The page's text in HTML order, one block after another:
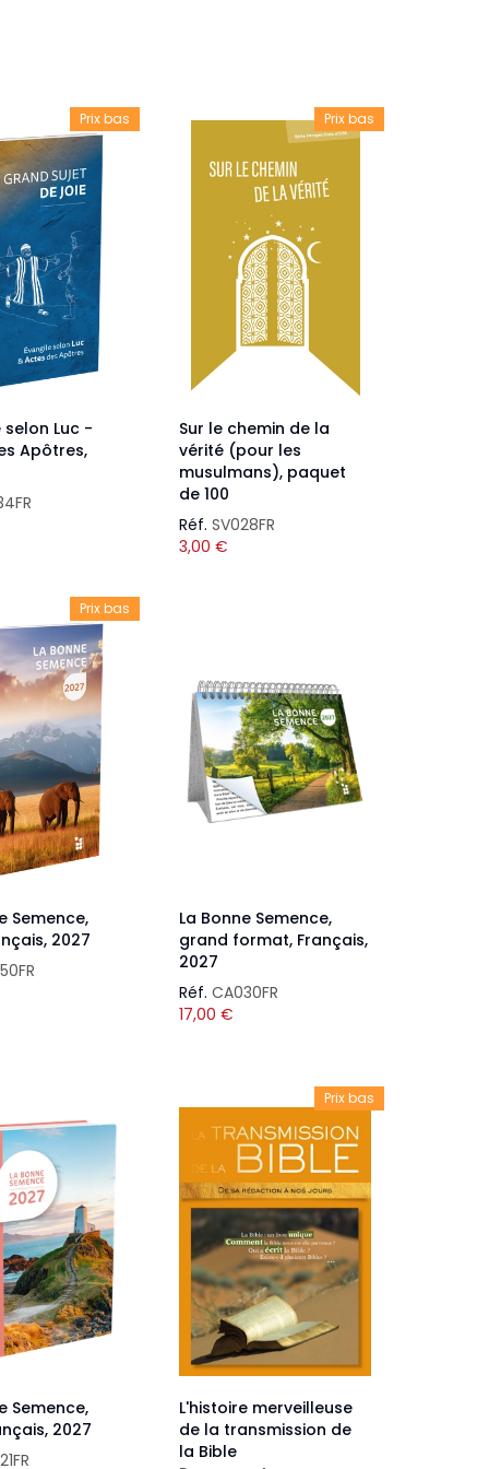
Langues étrangères
Livres, histoires
Prix bas
selon Luc -
Apôtres,
Prix bas
Sur le chemin de la
vérité (pour les
musulmans), paquet
de 100
Réf. SV028FR
3,00 €
Prix bas
Semence,
2027
La Bonne Semence,
grand format, Français,
2027
Réf. CA030FR
17,00 €
Semence,
2027
Prix bas
L'histoire merveilleuse
de la transmission de
la Bible